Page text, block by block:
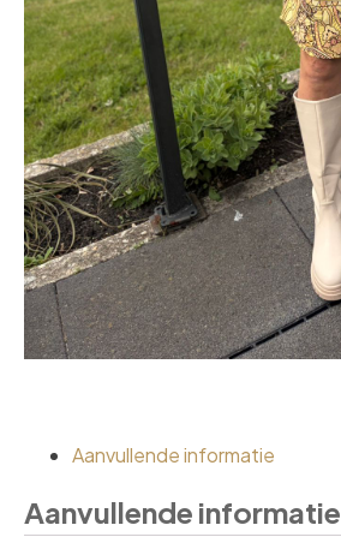
Aanvullende informatie
Aanvullende informatie